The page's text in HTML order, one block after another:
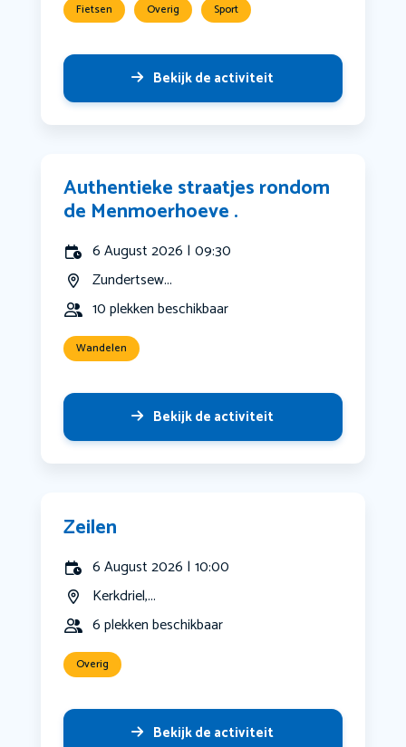
Fietsen Overig Sport
Bekijk de activiteit
Authentieke straatjes rondom
de Menmoerhoeve .
6 August 2026 | 09:30
Zundertsew...
10 plekken beschikbaar
Wandelen
Bekijk de activiteit
Zeilen
6 August 2026 | 10:00
Kerkdriel,...
6 plekken beschikbaar
Overig
Bekijk de activiteit